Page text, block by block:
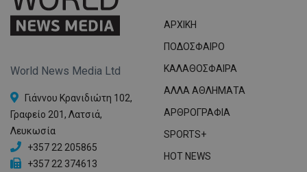
World News Media Ltd
Γιάννου Κρανιδιώτη 102,
Γραφείο 201, Λατσιά,
Λευκωσία
+357 22 205865
+357 22 374613
ΑΡΧΙΚΗ
ΠΟΔΟΣΦΑΙΡΟ
ΚΑΛΑΘΟΣΦΑΙΡΑ
ΑΛΛΑ ΑΘΛΗΜΑΤΑ
ΑΡΘΡΟΓΡΑΦΙΑ
SPORTS+
HOT NEWS